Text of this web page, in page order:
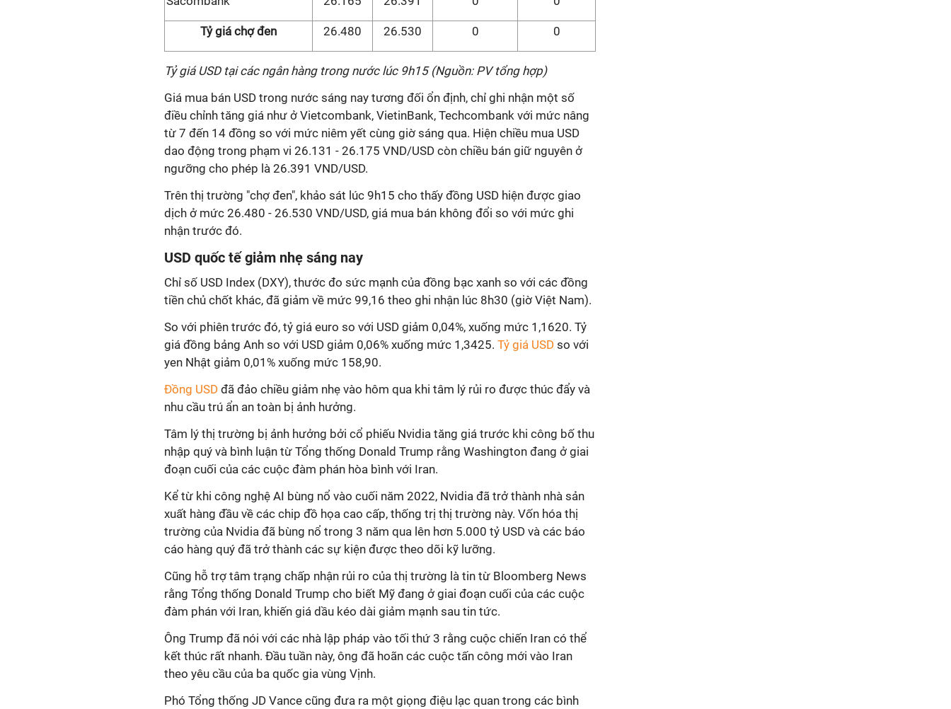
Tỷ giá chợ đen 26.480 26.530 0 0
Tỷ giá USD tại các ngân hàng trong nước lúc 9h15 (Nguồn: PV tổng hợp)
Giá mua bán USD trong nước sáng nay tương đối ổn định, chỉ ghi nhận một số
điều chỉnh tăng giá như ở Vietcombank, VietinBank, Techcombank với mức nâng
từ 7 đến 14 đồng so với mức niêm yết cùng giờ sáng qua. Hiện chiều mua USD
dao động trong phạm vi 26.131 - 26.175 VND/USD còn chiều bán giữ nguyên ở
ngưỡng cho phép là 26.391 VND/USD.
Trên thị trường "chợ đen", khảo sát lúc 9h15 cho thấy đồng USD hiện được giao
dịch ở mức 26.480 - 26.530 VND/USD, giá mua bán không đổi so với mức ghi
nhận trước đó.
USD quốc tế giảm nhẹ sáng nay
Chỉ số USD Index (DXY), thước đo sức mạnh của đồng bạc xanh so với các đồng
tiền chủ chốt khác, đã giảm về mức 99,16 theo ghi nhận lúc 8h30 (giờ Việt Nam).
So với phiên trước đó, tỷ giá euro so với USD giảm 0,04%, xuống mức 1,1620. Tỷ
giá đồng bảng Anh so với USD giảm 0,06% xuống mức 1,3425. Tỷ giá USD so với
yen Nhật giảm 0,01% xuống mức 158,90.
Đồng USD đã đảo chiều giảm nhẹ vào hôm qua khi tâm lý rủi ro được thúc đẩy và
nhu cầu trú ẩn an toàn bị ảnh hưởng.
Tâm lý thị trường bị ảnh hưởng bởi cổ phiếu Nvidia tăng giá trước khi công bố thu
nhập quý và bình luận từ Tổng thống Donald Trump rằng Washington đang ở giai
đoạn cuối của các cuộc đàm phán hòa bình với Iran.
Kể từ khi công nghệ AI bùng nổ vào cuối năm 2022, Nvidia đã trở thành nhà sản
xuất hàng đầu về các chip đồ họa cao cấp, thống trị thị trường này. Vốn hóa thị
trường của Nvidia đã bùng nổ trong 3 năm qua lên hơn 5.000 tỷ USD và các báo
cáo hàng quý đã trở thành các sự kiện được theo dõi kỹ lưỡng.
Cũng hỗ trợ tâm trạng chấp nhận rủi ro của thị trường là tin từ Bloomberg News
rằng Tổng thống Donald Trump cho biết Mỹ đang ở giai đoạn cuối của các cuộc
đàm phán với Iran, khiến giá dầu kéo dài giảm mạnh sau tin tức.
Ông Trump đã nói với các nhà lập pháp vào tối thứ 3 rằng cuộc chiến Iran có thể
kết thúc rất nhanh. Đầu tuần này, ông đã hoãn các cuộc tấn công mới vào Iran
theo yêu cầu của ba quốc gia vùng Vịnh.
Phó Tổng thống JD Vance cũng đưa ra một giọng điệu lạc quan trong các bình